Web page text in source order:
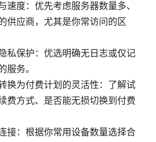
速度：优先考虑服务器数量多、
供应商，尤其是你常访问的区
私保护：优选明确无日志或仅记
服务。
换为付费计划的灵活性：了解试
费方式、是否能无损切换到付费
接：根据你常用设备数量选择合